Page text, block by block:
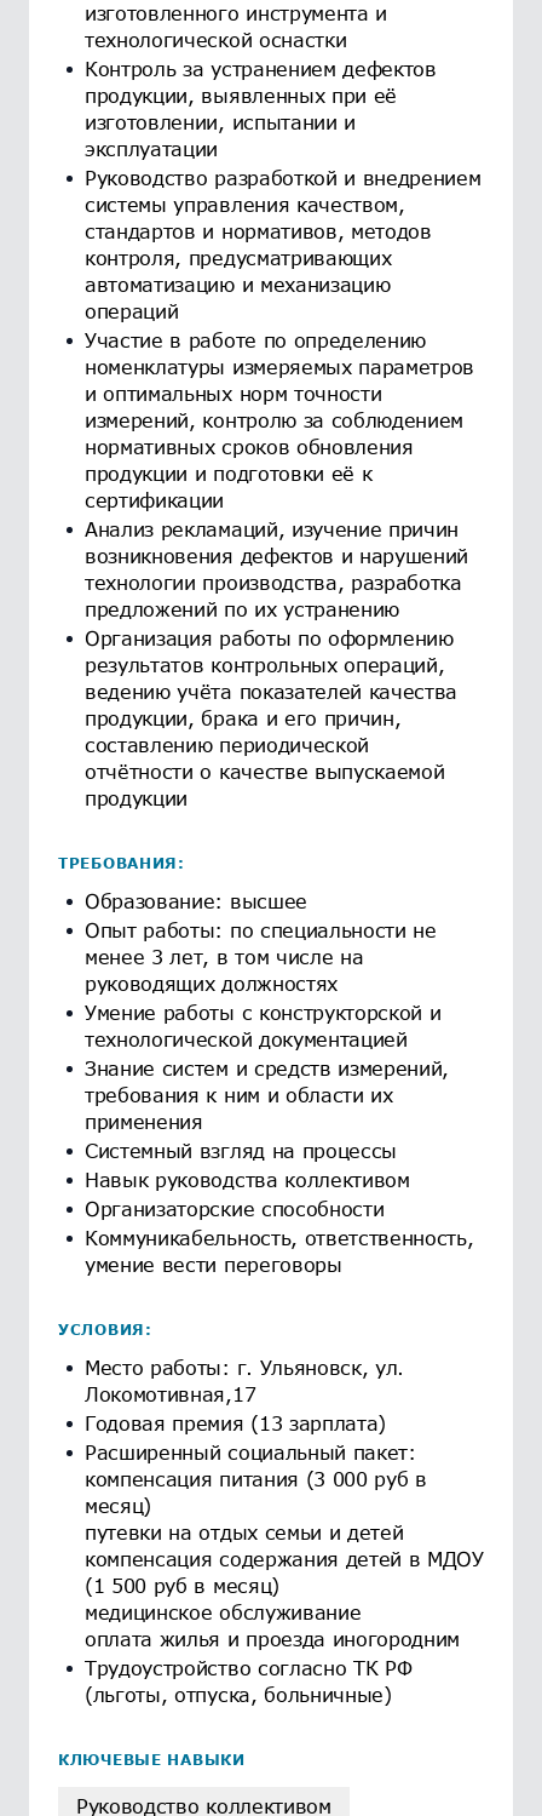
изготовленного инструмента и
технологической оснастки
Контроль за устранением дефектов
продукции, выявленных при её
изготовлении, испытании и
эксплуатации
Руководство разработкой и внедрением
системы управления качеством,
стандартов и нормативов, методов
контроля, предусматривающих
автоматизацию и механизацию
операций
Участие в работе по определению
номенклатуры измеряемых параметров
и оптимальных норм точности
измерений, контролю за соблюдением
нормативных сроков обновления
продукции и подготовки её к
сертификации
Анализ рекламаций, изучение причин
возникновения дефектов и нарушений
технологии производства, разработка
предложений по их устранению
Организация работы по оформлению
результатов контрольных операций,
ведению учёта показателей качества
продукции, брака и его причин,
составлению периодической
отчётности о качестве выпускаемой
продукции
ТРЕБОВАНИЯ:
Образование: высшее
Опыт работы: по специальности не
менее 3 лет, в том числе на
руководящих должностях
Умение работы с конструкторской и
технологической документацией
Знание систем и средств измерений,
требования к ним и области их
применения
Системный взгляд на процессы
Навык руководства коллективом
Организаторские способности
Коммуникабельность, ответственность,
умение вести переговоры
УСЛОВИЯ:
Место работы: г. Ульяновск, ул.
Локомотивная,17
Годовая премия (13 зарплата)
Расширенный социальный пакет:
компенсация питания (3 000 руб в
месяц)
путевки на отдых семьи и детей
компенсация содержания детей в МДОУ
(1 500 руб в месяц)
медицинское обслуживание
оплата жилья и проезда иногородним
Трудоустройство согласно ТК РФ
(льготы, отпуска, больничные)
КЛЮЧЕВЫЕ НАВЫКИ
Руководство коллективом